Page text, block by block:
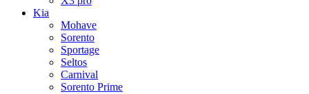
Kia
Mohave
Sorento
Sportage
Seltos
Carnival
Sorento Prime